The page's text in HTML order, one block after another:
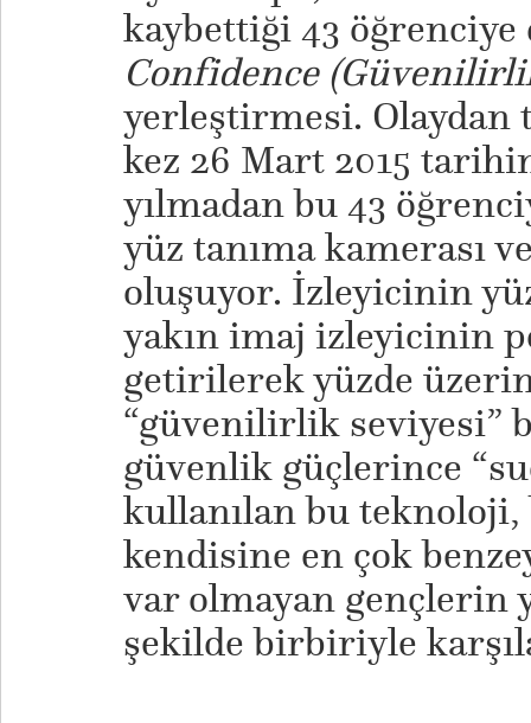
kaybettiği 43
Confidence
yerleştirmesi. Olaydan
kez 26 Mart 2015
yılmadan bu 43
yüz tanıma kamerası
oluşuyor. İzleyicinin
yakın imaj izleyicinin
getirilerek yüzde
“güvenilirlik seviyesi”
güvenlik güçlerince
kullanılan bu
kendisine en çok
var olmayan gençlerin
şekilde birbiriyle